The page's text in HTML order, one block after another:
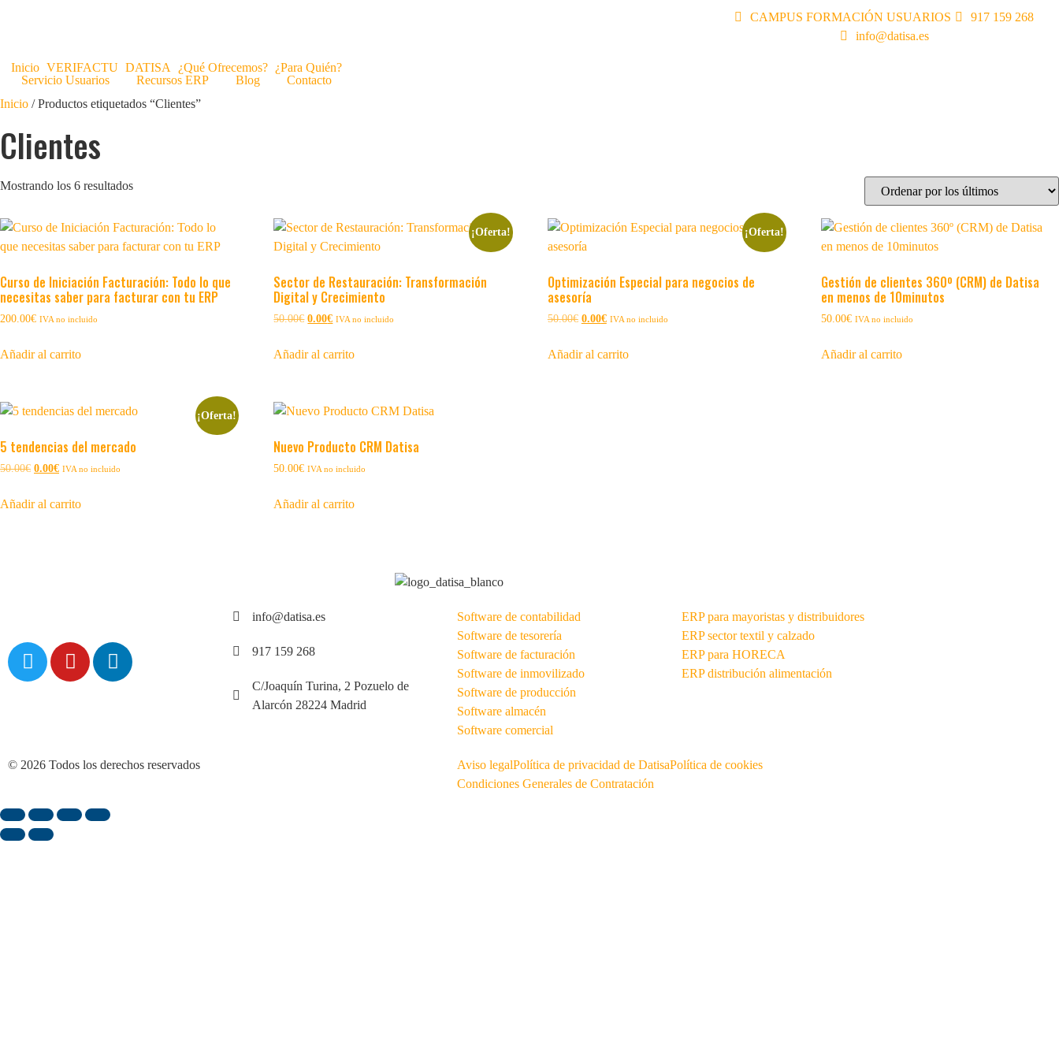
CAMPUS FORMACIÓN USUARIOS
917 159 268
info@datisa.es
Inicio VERIFACTU DATISA ¿Qué Ofrecemos?
¿Para Quién?
Servicio Usuarios
Recursos ERP Blog
Contacto
Inicio / Productos etiquetados “Clientes”
Clientes
Mostrando los 6 resultados
Curso de Iniciación Facturación: Todo lo que
necesitas saber para facturar con tu ERP
200.00€ IVA no incluido
Añadir al carrito
¡Oferta!
Sector de Restauración: Transformación
Digital y Crecimiento
50.00€ 0.00€ IVA no incluido
Añadir al carrito
¡Oferta!
Optimización Especial para negocios de
asesoría
50.00€ 0.00€ IVA no incluido
Añadir al carrito
Gestión de clientes 360º (CRM) de Datisa
en menos de 10minutos
50.00€ IVA no incluido
Añadir al carrito
¡Oferta!
5 tendencias del mercado
50.00€ 0.00€ IVA no incluido
Añadir al carrito
Nuevo Producto CRM Datisa
50.00€ IVA no incluido
Añadir al carrito
info@datisa.es
917 159 268
C/Joaquín Turina, 2 Pozuelo de
Alarcón 28224 Madrid
Software de contabilidad
Software de tesorería
Software de facturación
Software de inmovilizado
Software de producción
Software almacén
Software comercial
ERP para mayoristas y distribuidores
ERP sector textil y calzado
ERP para HORECA
ERP distribución alimentación
© 2026 Todos los derechos reservados Aviso legalPolítica de privacidad de DatisaPolítica de cookies
Condiciones Generales de Contratación